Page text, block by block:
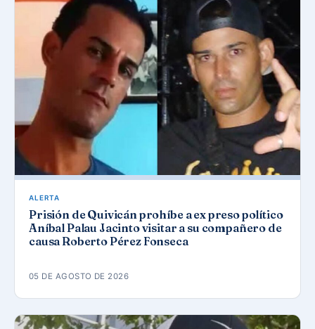
ALERTA
Prisión de Quivicán prohíbe a ex preso político
Aníbal Palau Jacinto visitar a su compañero de
causa Roberto Pérez Fonseca
05 DE AGOSTO DE 2026